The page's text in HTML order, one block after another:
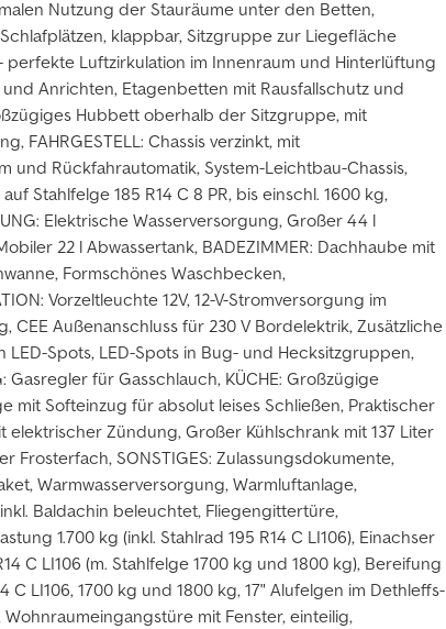
Nutzung der Stauräume unter den Betten,
klappbar, Sitzgruppe zur Liegefläche
perfekte Luftzirkulation im Innenraum und Hinterlüftung
Anrichten, Etagenbetten mit Rausfallschutz und
Hubbett oberhalb der Sitzgruppe, mit
FAHRGESTELL: Chassis verzinkt, mit
und Rückfahrautomatik, System-Leichtbau-Chassis,
Stahlfelge 185 R14 C 8 PR, bis einschl. 1600 kg,
Elektrische Wasserversorgung, Großer 44 l
22 l Abwassertank, BADEZIMMER: Dachhaube mit
Formschönes Waschbecken,
Vorzeltleuchte 12V, 12-V-Stromversorgung im
CEE Außenanschluss für 230 V Bordelektrik, Zusätzliche
Spots, LED-Spots in Bug- und Hecksitzgruppen,
Gasregler für Gasschlauch, KÜCHE: Großzügige
mit Softeinzug für absolut leises Schließen, Praktischer
elektrischer Zündung, Großer Kühlschrank mit 137 Liter
Frosterfach, SONSTIGES: Zulassungsdokumente,
Warmwasserversorgung, Warmluftanlage,
Baldachin beleuchtet, Fliegengittertüre,
1.700 kg (inkl. Stahlrad 195 R14 C LI106), Einachser
C LI106 (m. Stahlfelge 1700 kg und 1800 kg), Bereifung
C LI106, 1700 kg und 1800 kg, 17" Alufelgen im Dethleffs-
Wohnraumeingangstüre mit Fenster, einteilig,